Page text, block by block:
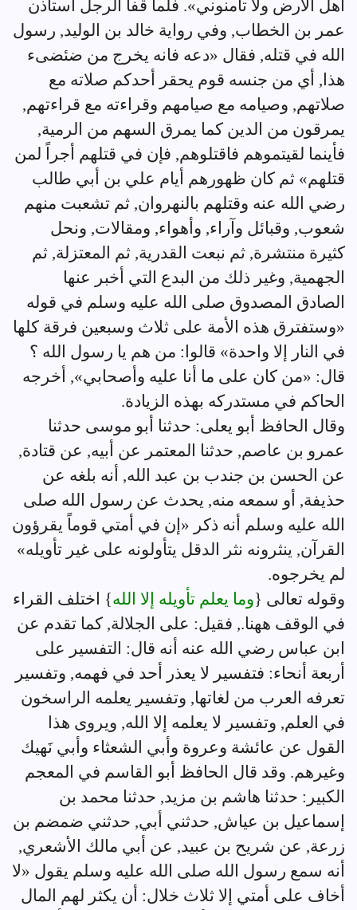
أهل الأرض ولا تأمنوني». فلما قفا الرجل استأذن
عمر بن الخطاب, وفي رواية خالد بن الوليد, رسول
الله في قتله, فقال «دعه فانه يخرج من ضئضىء
هذا, أي من جنسه قوم يحقر أحدكم صلاته مع
صلاتهم, وصيامه مع صيامهم وقراءته مع قراءتهم,
يمرقون من الدين كما يمرق السهم من الرمية,
فأينما لقيتموهم فاقتلوهم, فإن في قتلهم أجراً لمن
قتلهم» ثم كان ظهورهم أيام علي بن أبي طالب
رضي الله عنه وقتلهم بالنهروان, ثم تشعبت منهم
شعوب, وقبائل وآراء, وأهواء, ومقالات, ونحل
كثيرة منتشرة, ثم نبعت القدرية, ثم المعتزلة, ثم
الجهمية, وغير ذلك من البدع التي أخبر عنها
الصادق المصدوق صلى الله عليه وسلم في قوله
«وستفترق هذه الأمة على ثلاث وسبعين فرقة كلها
في النار إلا واحدة» قالوا: من هم يا رسول الله ؟
قال: «من كان على ما أنا عليه وأصحابي», أخرجه
الحاكم في مستدركه بهذه الزيادة.
وقال الحافظ أبو يعلى: حدثنا أبو موسى حدثنا
عمرو بن عاصم, حدثنا المعتمر عن أبيه, عن قتادة,
عن الحسن بن جندب بن عبد الله, أنه بلغه عن
حذيفة, أو سمعه منه, يحدث عن رسول الله صلى
الله عليه وسلم أنه ذكر «إن في أمتي قوماً يقرؤون
القرآن, ينثرونه نثر الدقل يتأولونه على غير تأويله»
لم يخرجوه.
وقوله تعالى {وما يعلم تأويله إلا الله} اختلف القراء
في الوقف ههنا., فقيل: على الجلالة, كما تقدم عن
ابن عباس رضي الله عنه أنه قال: التفسير على
أربعة أنحاء: فتفسير لا يعذر أحد في فهمه, وتفسير
تعرفه العرب من لغاتها, وتفسير يعلمه الراسخون
في العلم, وتفسير لا يعلمه إلا الله, ويروى هذا
القول عن عائشة وعروة وأبي الشعثاء وأبي نَهيك
وغيرهم. وقد قال الحافظ أبو القاسم في المعجم
الكبير: حدثنا هاشم بن مزيد, حدثنا محمد بن
إسماعيل بن عياش, حدثني أبي, حدثني ضمضم بن
زرعة, عن شريح بن عبيد, عن أبي مالك الأشعري,
أنه سمع رسول الله صلى الله عليه وسلم يقول «لا
أخاف على أمتي إلا ثلاث خلال: أن يكثر لهم المال